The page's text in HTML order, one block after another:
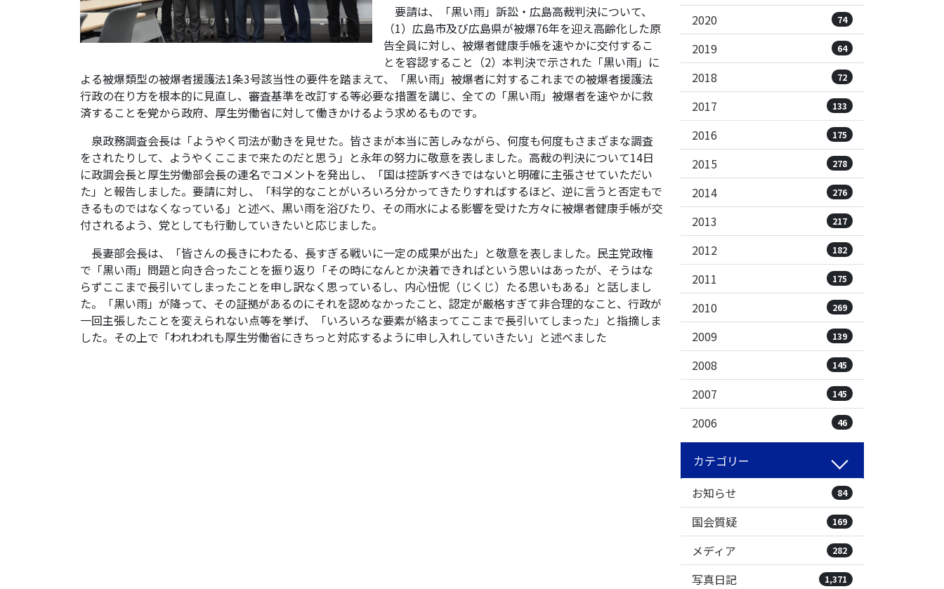
要請は、「黒い雨」訴訟・広島高裁判決について、
（1）広島市及び広島県が被爆76年を迎え高齢化した原
告全員に対し、被爆者健康手帳を速やかに交付するこ
とを容認すること（2）本判決で示された「黒い雨」に
よる被爆類型の被爆者援護法1条3号該当性の要件を踏まえて、「黒い雨」被爆者に対するこれまでの被爆者援護法
行政の在り方を根本的に見直し、審査基準を改訂する等必要な措置を講じ、全ての「黒い雨」被爆者を速やかに救
済すること――を党から政府、厚生労働省に対して働きかけるよう求めるものです。
泉政務調査会長は「ようやく司法が動きを見せた。皆さまが本当に苦しみながら、何度も何度もさまざまな調査
をされたりして、ようやくここまで来たのだと思う」と永年の努力に敬意を表しました。高裁の判決について14日
に政調会長と厚生労働部会長の連名でコメントを発出し、「国は控訴すべきではないと明確に主張させていただい
た」と報告しました。要請に対し、「科学的なことがいろいろ分かってきたりすればするほど、逆に言うと否定もで
きるものではなくなっている」と述べ、黒い雨を浴びたり、その雨水による影響を受けた方々に被爆者健康手帳が交
付されるよう、党としても行動していきたいと応じました。
長妻部会長は、「皆さんの長きにわたる、長すぎる戦いに一定の成果が出た」と敬意を表しました。民主党政権
で「黒い雨」問題と向き合ったことを振り返り「その時になんとか決着できればという思いはあったが、そうはな
らずここまで長引いてしまったことを申し訳なく思っているし、内心忸怩（じくじ）たる思いもある」と話しまし
た。「黒い雨」が降って、その証拠があるのにそれを認めなかったこと、認定が厳格すぎて非合理的なこと、行政が
一回主張したことを変えられない点等を挙げ、「いろいろな要素が絡まってここまで長引いてしまった」と指摘しま
した。その上で「われわれも厚生労働省にきちっと対応するように申し入れしていきたい」と述べました
2020 74
2019 64
2018 72
2017 133
2016 175
2015 278
2014 276
2013 217
2012 182
2011 175
2010 269
2009 139
2008 145
2007 145
2006 46
カテゴリー
お知らせ
84
国会質疑 169
メディア 282
写真日記 1,371